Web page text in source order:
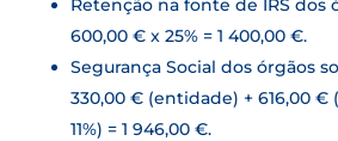
Retenção na fonte de IRS dos
600,00 € x 25% = 1 400,00 €.
Segurança Social dos órgãos
330,00 € (entidade) + 616,00 €
11%) = 1 946,00 €.